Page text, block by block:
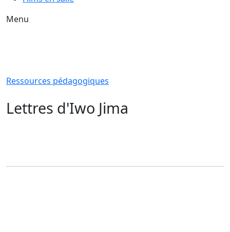
Menu
Ressources pédagogiques
Lettres d'Iwo Jima